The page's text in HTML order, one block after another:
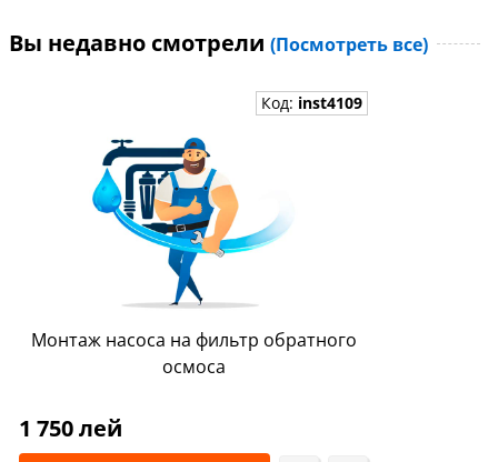
Вы недавно смотрели (Посмотреть все)
Код: inst4109
Монтаж насоса на фильтр обратного
осмоса
1 750 лей